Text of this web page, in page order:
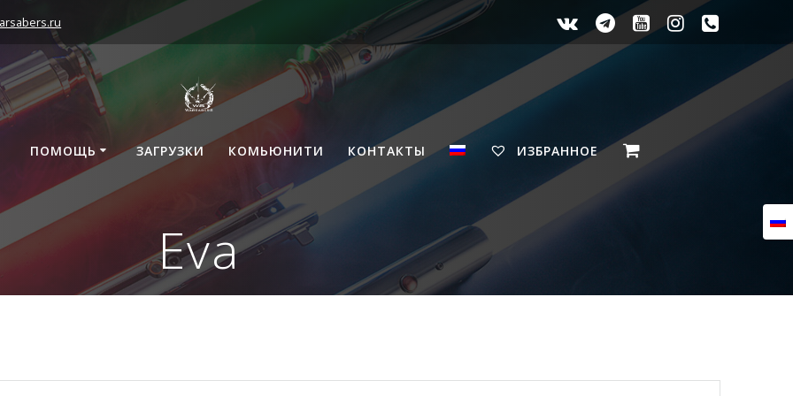
ПОМОЩЬ ЗАГРУЗКИ КОМЬЮНИТИ КОНТАКТЫ ИЗБРАННОЕ
Eva